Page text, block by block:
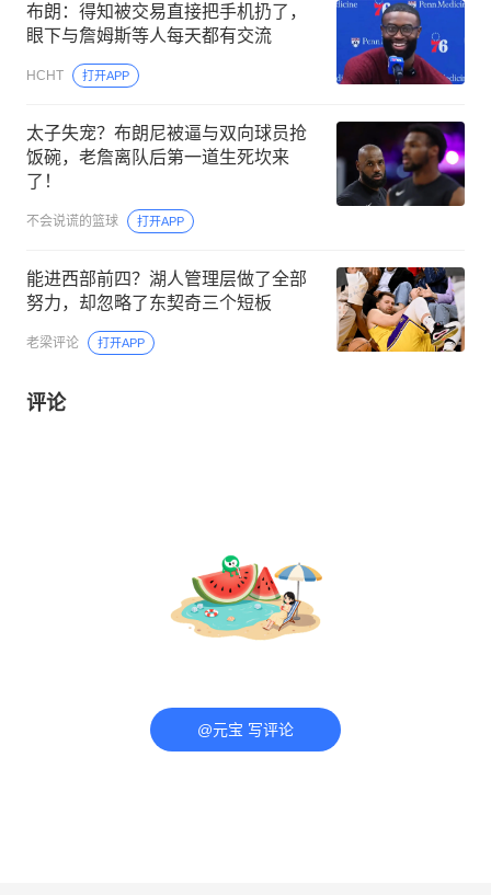
布朗：得知被交易直接把手机扔了，
眼下与詹姆斯等人每天都有交流
HCHT 打开APP
太子失宠？布朗尼被逼与双向球员抢
饭碗，老詹离队后第一道生死坎来
了！
不会说谎的篮球 打开APP
能进西部前四？湖人管理层做了全部
努力，却忽略了东契奇三个短板
老梁评论 打开APP
评论
@元宝 写评论